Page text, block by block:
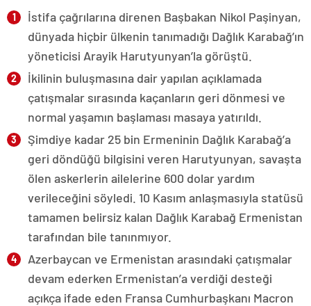
İstifa çağrılarına direnen Başbakan Nikol Paşinyan,
dünyada hiçbir ülkenin tanımadığı Dağlık Karabağ’ın
yöneticisi Arayik Harutyunyan’la görüştü.
İkilinin buluşmasına dair yapılan açıklamada
çatışmalar sırasında kaçanların geri dönmesi ve
normal yaşamın başlaması masaya yatırıldı.
Şimdiye kadar 25 bin Ermeninin Dağlık Karabağ’a
geri döndüğü bilgisini veren Harutyunyan, savaşta
ölen askerlerin ailelerine 600 dolar yardım
verileceğini söyledi. 10 Kasım anlaşmasıyla statüsü
tamamen belirsiz kalan Dağlık Karabağ Ermenistan
tarafından bile tanınmıyor.
Azerbaycan ve Ermenistan arasındaki çatışmalar
devam ederken Ermenistan’a verdiği desteği
açıkça ifade eden Fransa Cumhurbaşkanı Macron